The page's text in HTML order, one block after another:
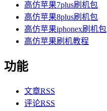
高仿苹果7plus刷机包
高仿苹果8plus刷机包
高仿苹果iphonex刷机包
高仿苹果刷机教程
功能
文章RSS
评论RSS